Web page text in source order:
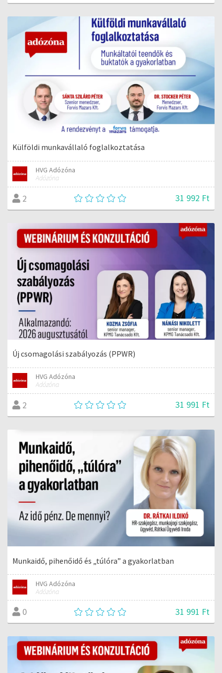
Külföldi munkavállaló foglalkoztatása
HVG Adózóna
Adózóna
2 31 992 Ft
Új csomagolási szabályozás (PPWR)
HVG Adózóna
Adózóna
2 31 991 Ft
Munkaidő, pihenőidő és „túlóra” a gyakorlatban
HVG Adózóna
Adózóna
0 31 991 Ft